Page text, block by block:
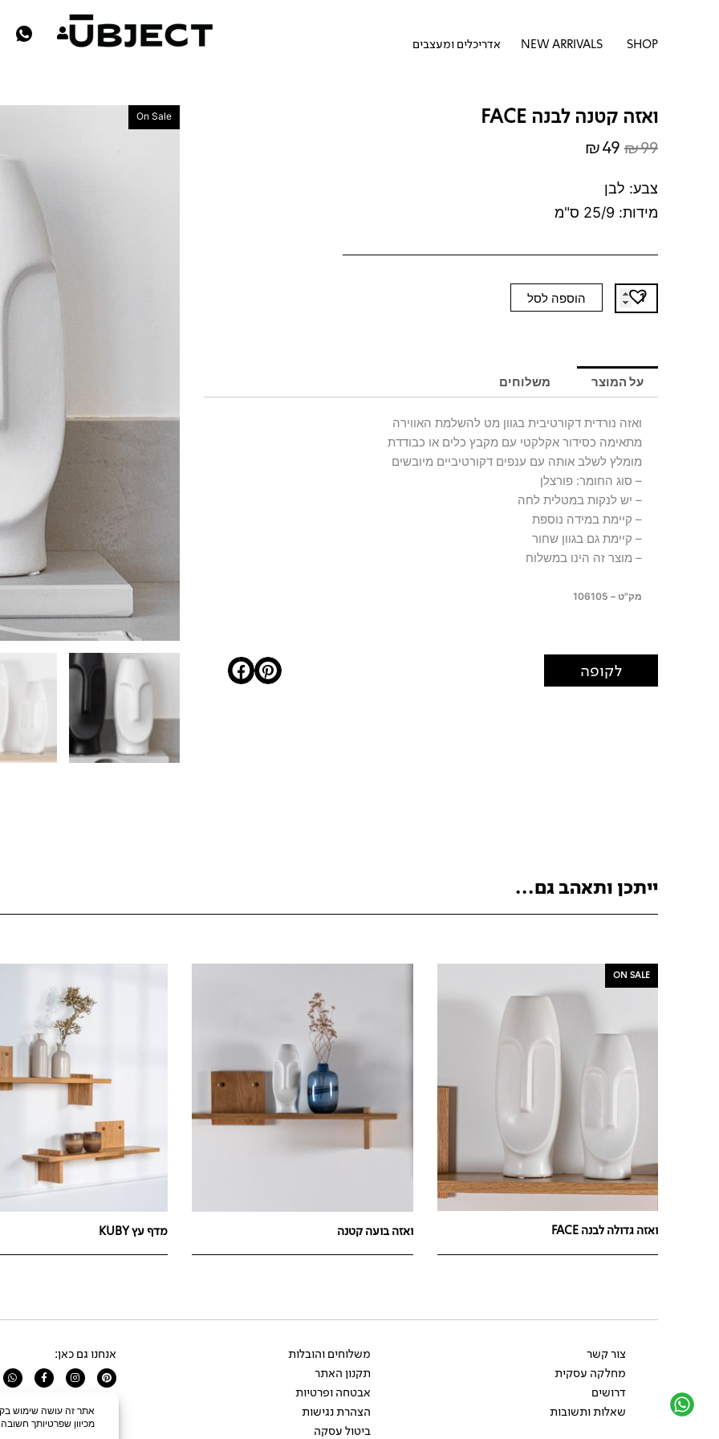
SHOP פתח SHOPNEW ARRIVALS אדריכלים ומעצבים
ואזה קטנה לבנה FACE
₪99
המקורי
היה:
₪99.
₪49
₪49.
צבע: לבן
מידות: 25/9 ס"מ
כמות
של
לבנה
FACE
הוספה לסל
על המוצר משלוחים
ואזה נורדית דקורטיבית בגוון מט להשלמת האווירה
מתאימה כסידור אקלקטי עם מקבץ כלים או כבודדת
מומלץ לשלב אותה עם ענפים דקורטיביים מיובשים
– סוג החומר: פורצלן
– יש לנקות במטלית לחה
– קיימת במידה נוספת
– קיימת גם בגוון שחור
– מוצר זה הינו במשלוח
מק"ט – 106105
לקופה
On Sale
ייתכן ותאהב גם...
ON SALE
ואזה גדולה לבנה FACE ואזה בועה קטנה מדף עץ KUBY
צור קשר
מחלקה עסקית
דרושים
שאלות ותשובות
משלוחים והובלות
תקנון האתר
אבטחה ופרטיות
הצהרת נגישות
ביטול עסקה
אנחנו גם כאן:
Pinterest
Instagram
Facebook-
f